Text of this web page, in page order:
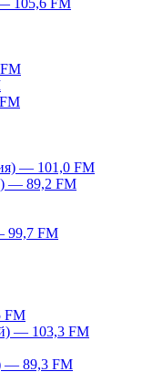
105,6 FM
— 101,0 FM
— 89,2 FM
99,7 FM
FM
— 103,3 FM
— 89,3 FM